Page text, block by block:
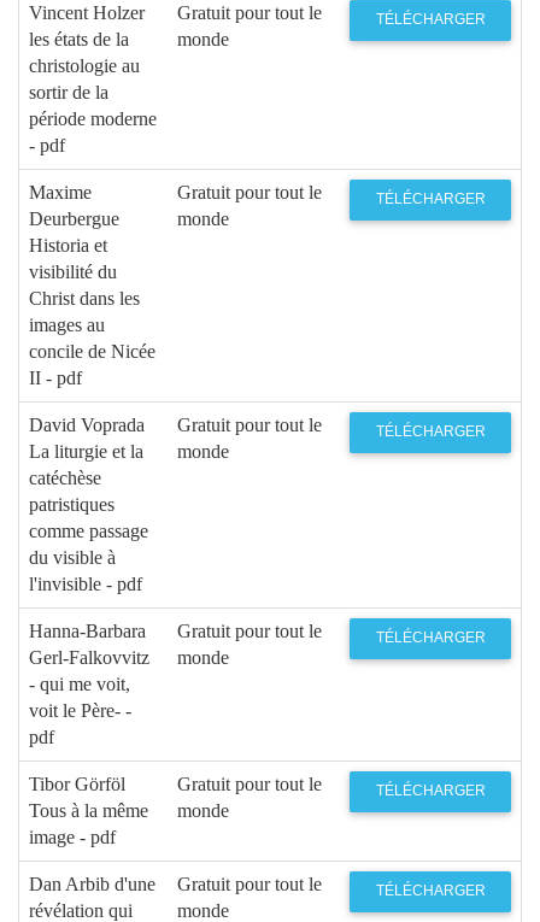
Vincent Holzer
les états de la
christologie au
sortir de la
période moderne
- pdf
Gratuit pour tout le
monde
TÉLÉCHARGER
Maxime
Deurbergue
Historia et
visibilité du
Christ dans les
images au
concile de Nicée
II - pdf
Gratuit pour tout le
monde
TÉLÉCHARGER
David Voprada
La liturgie et la
catéchèse
patristiques
comme passage
du visible à
l'invisible - pdf
Gratuit pour tout le
monde
TÉLÉCHARGER
Hanna-Barbara
Gerl-Falkovvitz
- qui me voit,
voit le Père- -
pdf
Gratuit pour tout le
monde
TÉLÉCHARGER
Tibor Görföl
Tous à la même
image - pdf
Gratuit pour tout le
monde
TÉLÉCHARGER
Dan Arbib d'une
révélation qui
Gratuit pour tout le
monde
TÉLÉCHARGER